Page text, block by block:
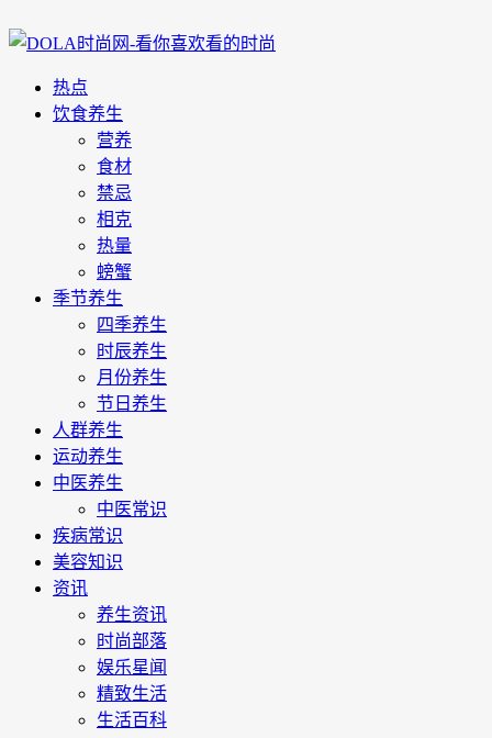
热点
饮食养生
营养
食材
禁忌
相克
热量
螃蟹
季节养生
四季养生
时辰养生
月份养生
节日养生
人群养生
运动养生
中医养生
中医常识
疾病常识
美容知识
资讯
养生资讯
时尚部落
娱乐星闻
精致生活
生活百科